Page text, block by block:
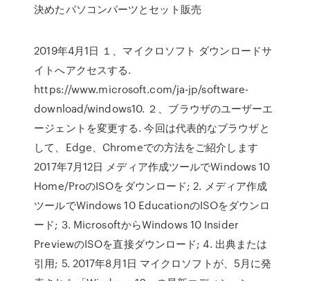
決めたパソコンパーツとセット販売
2019年4月1日 １、マイクロソフト ダウンロードサ
イトへアクセスする.
https://www.microsoft.com/ja-jp/software-
download/windows10. ２、ブラウザのユーザーエ
ージェントを変更する. 今回は代表的なブラウザと
して、Edge、Chromeでの方法をご紹介します
2017年7月12日 メディア作成ツールでWindows 10
Home/ProのISOをダウンロード; 2. メディア作成
ツールでWindows 10 EducationのISOをダウンロ
ード; 3. MicrosoftからWindows 10 Insider
PreviewのISOを直接ダウンロード; 4. 出典または
引用; 5. 2017年8月1日 マイクロソフトが、5月に発